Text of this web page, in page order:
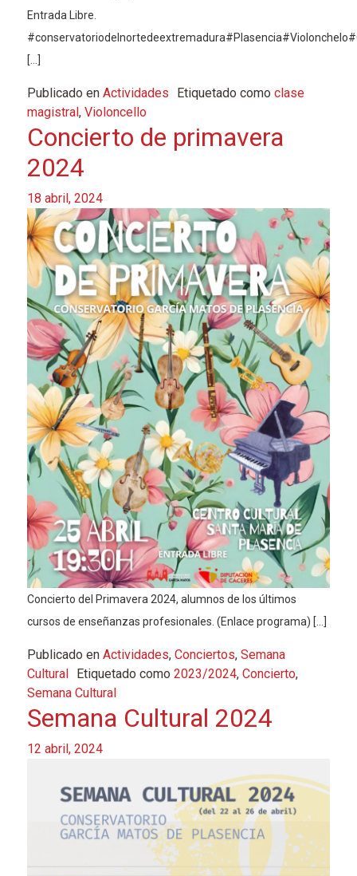
Entrada Libre.
[…]
Publicado en Actividades Etiquetado como clase
magistral, Violoncello
Concierto de primavera
2024
18 abril, 2024
Concierto del Primavera 2024, alumnos de los últimos
cursos de enseñanzas profesionales. (Enlace programa) […]
Publicado en Actividades, Conciertos, Semana
Cultural
Etiquetado como 2023/2024, Concierto,
Semana Cultural
Semana Cultural 2024
12 abril, 2024